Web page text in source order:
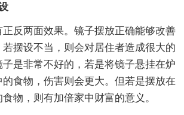
两面效果。镜子摆放正确能够改善
摆设不当，则会对居住者造成很大的
是非常不好的，若是将镜子悬挂在炉
食物，伤害则会更大。但若是摆放在
物，则有加倍家中财富的意义。